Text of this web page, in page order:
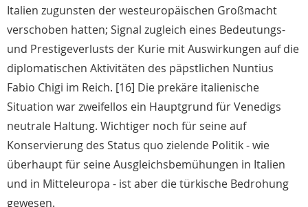
Italien zugunsten der westeuropäischen Großmacht
verschoben hatten; Signal zugleich eines Bedeutungs-
und Prestigeverlusts der Kurie mit Auswirkungen auf die
diplomatischen Aktivitäten des päpstlichen Nuntius
Fabio Chigi im Reich. [16] Die prekäre italienische
Situation war zweifellos ein Hauptgrund für Venedigs
neutrale Haltung. Wichtiger noch für seine auf
Konservierung des Status quo zielende Politik - wie
überhaupt für seine Ausgleichsbemühungen in Italien
und in Mitteleuropa - ist aber die türkische Bedrohung
gewesen.